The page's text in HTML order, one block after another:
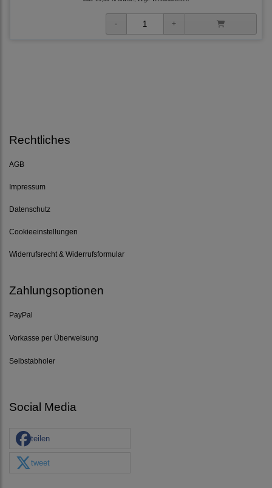
Rechtliches
AGB
Impressum
Datenschutz
Cookieeinstellungen
Widerrufsrecht & Widerrufsformular
Zahlungsoptionen
PayPal
Vorkasse per Überweisung
Selbstabholer
Social Media
teilen
tweet